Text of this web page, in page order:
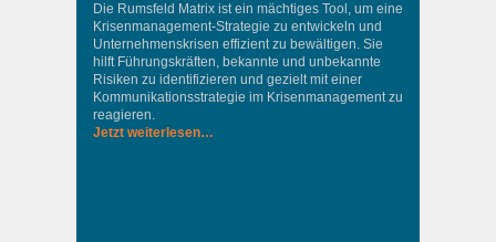
Die Rumsfeld Matrix ist ein mächtiges Tool, um eine
Krisenmanagement-Strategie zu entwickeln und
Unternehmenskrisen effizient zu bewältigen. Sie
hilft Führungskräften, bekannte und unbekannte
Risiken zu identifizieren und gezielt mit einer
Kommunikationsstrategie im Krisenmanagement zu
reagieren.
Jetzt weiterlesen…